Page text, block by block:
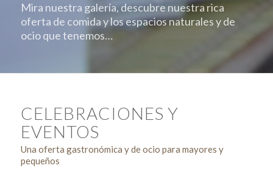
Mira nuestra galería, descubre nuestra rica
oferta de comida y los espacios naturales y de
ocio que tenemos…
CELEBRACIONES Y
EVENTOS
Una oferta gastronómica y de ocio para mayores y
pequeños